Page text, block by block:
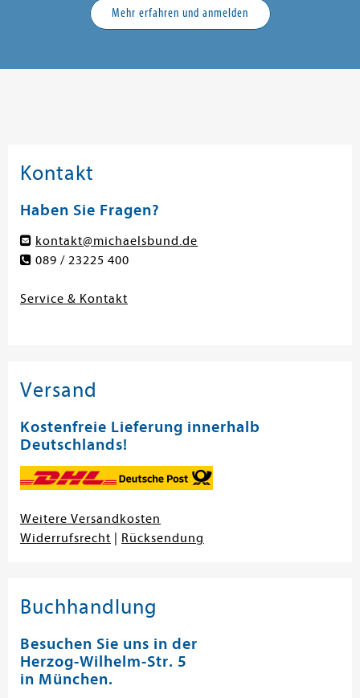
Mehr erfahren und anmelden
Kontakt
Haben Sie Fragen?
kontakt@michaelsbund.de
089 / 23225 400
Service & Kontakt
Versand
Kostenfreie Lieferung innerhalb
Deutschlands!
Weitere Versandkosten
Widerrufsrecht
Rücksendung
Buchhandlung
Besuchen Sie uns in der
Herzog-Wilhelm-Str. 5
in München.